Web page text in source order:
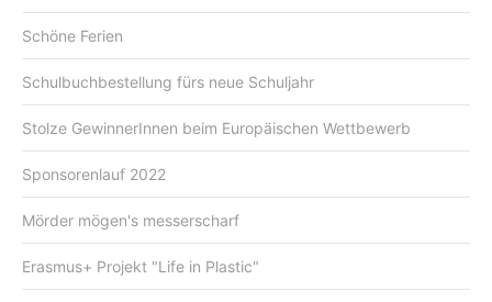
Schöne Ferien
Schulbuchbestellung fürs neue Schuljahr
Stolze GewinnerInnen beim Europäischen Wettbewerb
Sponsorenlauf 2022
Mörder mögen's messerscharf
Erasmus+ Projekt "Life in Plastic"